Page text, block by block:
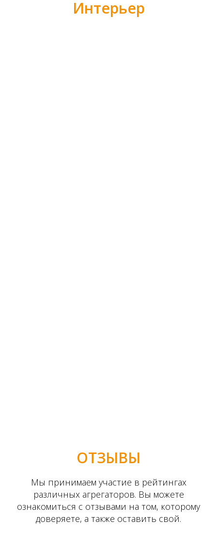
Интерьер
ОТЗЫВЫ
Мы принимаем участие в рейтингах
различных агрегаторов. Вы можете
ознакомиться с отзывами на том, которому
доверяете, а также оставить свой.